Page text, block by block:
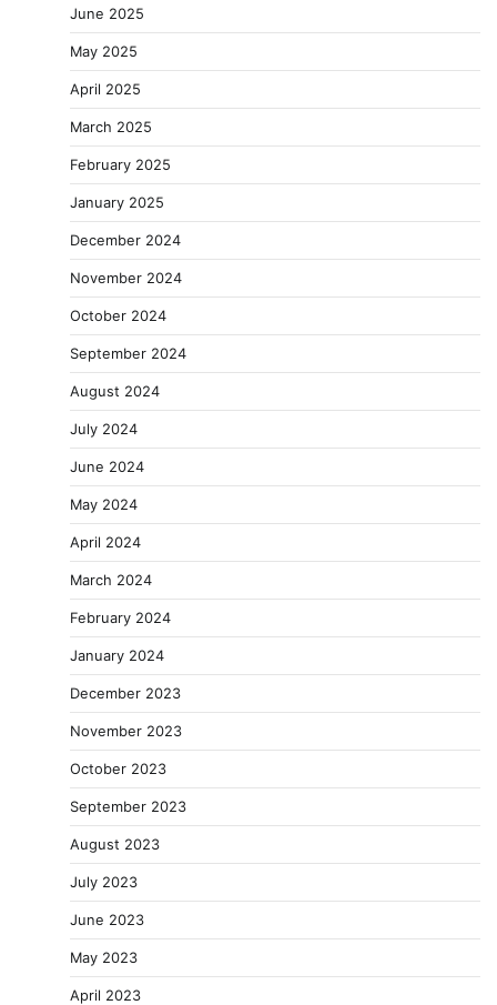
June 2025
May 2025
April 2025
March 2025
February 2025
January 2025
December 2024
November 2024
October 2024
September 2024
August 2024
July 2024
June 2024
May 2024
April 2024
March 2024
February 2024
January 2024
December 2023
November 2023
October 2023
September 2023
August 2023
July 2023
June 2023
May 2023
April 2023